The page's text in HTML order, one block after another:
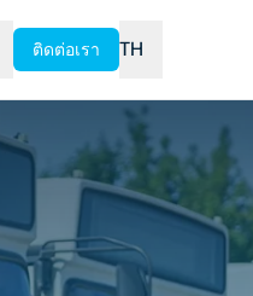
ติดต่อเรา TH